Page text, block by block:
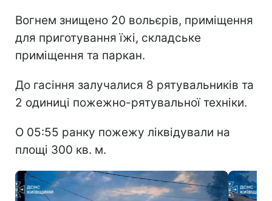
Вогнем знищено 20 вольєрів, приміщення
для приготування їжі, складське
приміщення та паркан.
До гасіння залучалися 8 рятувальників та
2 одиниці пожежно-рятувальної техніки.
О 05:55 ранку пожежу ліквідували на
площі 300 кв. м.